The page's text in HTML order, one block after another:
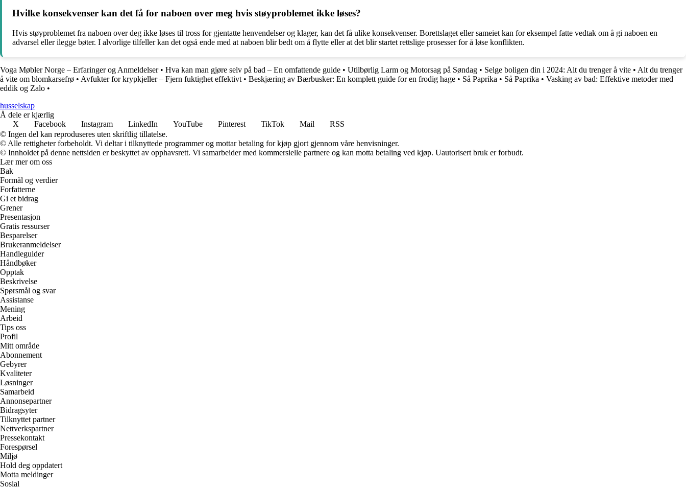
Hvilke konsekvenser kan det få for naboen over meg hvis støyproblemet ikke løses?
Hvis støyproblemet fra naboen over deg ikke løses til tross for gjentatte henvendelser og klager, kan det få ulike konsekvenser. Borettslaget eller sameiet kan for eksempel fatte vedtak om å gi naboen en
advarsel eller ilegge bøter. I alvorlige tilfeller kan det også ende med at naboen blir bedt om å flytte eller at det blir startet rettslige prosesser for å løse konflikten.
Voga Møbler Norge – Erfaringer og Anmeldelser• Hva kan man gjøre selv på bad – En omfattende guide • Utilbørlig Larm og Motorsag på Søndag • Selge boligen din i 2024: Alt du trenger å vite • Alt du trenger
å vite om blomkarsefrø • Avfukter for krypkjeller – Fjern fuktighet effektivt • Beskjæring av Bærbusker: En komplett guide for en frodig hage • Så Paprika • Så Paprika • Vasking av bad: Effektive metoder med
eddik og Zalo •
husselskap
Å dele er kjærlig
X
Facebook Instagram LinkedIn YouTube Pinterest TikTok Mail
RSS
© Ingen del kan reproduseres uten skriftlig tillatelse.
© Alle rettigheter forbeholdt. Vi deltar i tilknyttede programmer og mottar betaling for kjøp gjort gjennom våre henvisninger.
© Innholdet på denne nettsiden er beskyttet av opphavsrett. Vi samarbeider med kommersielle partnere og kan motta betaling ved kjøp. Uautorisert bruk er forbudt.
Lær mer om oss
Bak
Formål og verdier
Forfatterne
Gi et bidrag
Grener
Presentasjon
Gratis ressurser
Besparelser
Brukeranmeldelser
Handleguider
Håndbøker
Opptak
Beskrivelse
Spørsmål og svar
Assistanse
Mening
Arbeid
Tips oss
Profil
Mitt område
Abonnement
Gebyrer
Kvaliteter
Løsninger
Samarbeid
Annonsepartner
Bidragsyter
Tilknyttet partner
Nettverkspartner
Pressekontakt
Forespørsel
Miljø
Hold deg oppdatert
Motta meldinger
Sosial